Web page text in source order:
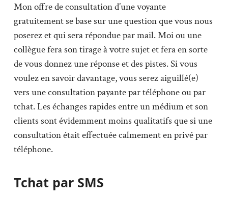
Mon offre de consultation d’une voyante
gratuitement se base sur une question que vous nous
poserez et qui sera répondue par mail. Moi ou une
collègue fera son tirage à votre sujet et fera en sorte
de vous donnez une réponse et des pistes. Si vous
voulez en savoir davantage, vous serez aiguillé(e)
vers une consultation payante par téléphone ou par
tchat. Les échanges rapides entre un médium et son
clients sont évidemment moins qualitatifs que si une
consultation était effectuée calmement en privé par
téléphone.
Tchat par SMS